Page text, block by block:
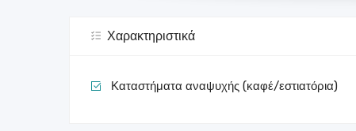
Χαρακτηριστικά
Καταστήματα αναψυχής (καφέ/εστιατόρια)